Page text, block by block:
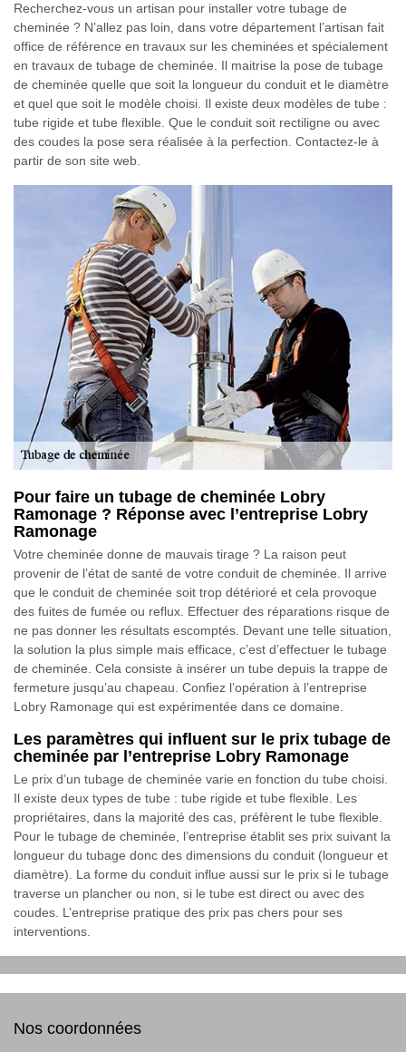
Recherchez-vous un artisan pour installer votre tubage de
cheminée ? N’allez pas loin, dans votre département l’artisan fait
office de référence en travaux sur les cheminées et spécialement
en travaux de tubage de cheminée. Il maitrise la pose de tubage
de cheminée quelle que soit la longueur du conduit et le diamètre
et quel que soit le modèle choisi. Il existe deux modèles de tube :
tube rigide et tube flexible. Que le conduit soit rectiligne ou avec
des coudes la pose sera réalisée à la perfection. Contactez-le à
partir de son site web.
Pour faire un tubage de cheminée Lobry
Ramonage ? Réponse avec l’entreprise Lobry
Ramonage
Votre cheminée donne de mauvais tirage ? La raison peut
provenir de l’état de santé de votre conduit de cheminée. Il arrive
que le conduit de cheminée soit trop détérioré et cela provoque
des fuites de fumée ou reflux. Effectuer des réparations risque de
ne pas donner les résultats escomptés. Devant une telle situation,
la solution la plus simple mais efficace, c’est d’effectuer le tubage
de cheminée. Cela consiste à insérer un tube depuis la trappe de
fermeture jusqu’au chapeau. Confiez l’opération à l’entreprise
Lobry Ramonage qui est expérimentée dans ce domaine.
Les paramètres qui influent sur le prix tubage de
cheminée par l’entreprise Lobry Ramonage
Le prix d’un tubage de cheminée varie en fonction du tube choisi.
Il existe deux types de tube : tube rigide et tube flexible. Les
propriétaires, dans la majorité des cas, préfèrent le tube flexible.
Pour le tubage de cheminée, l’entreprise établit ses prix suivant la
longueur du tubage donc des dimensions du conduit (longueur et
diamètre). La forme du conduit influe aussi sur le prix si le tubage
traverse un plancher ou non, si le tube est direct ou avec des
coudes. L’entreprise pratique des prix pas chers pour ses
interventions.
Nos coordonnées